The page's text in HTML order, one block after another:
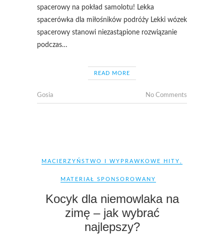
spacerowy na pokład samolotu! Lekka
spacerówka dla miłośników podróży Lekki wózek
spacerowy stanowi niezastąpione rozwiązanie
podczas…
READ MORE
Gosia No Comments
MACIERZYŃSTWO I WYPRAWKOWE HITY
MATERIAŁ SPONSOROWANY
Kocyk dla niemowlaka na
zimę – jak wybrać
najlepszy?